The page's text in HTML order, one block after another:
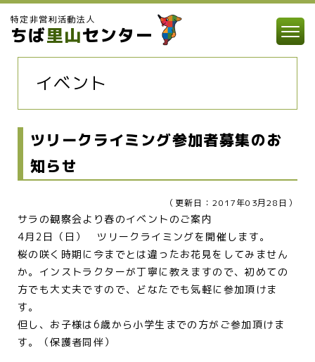
特定非営利活動法人
ちば里山センター
イベント
ツリークライミング参加者募集のお
知らせ
（更新日：2017年03月28日）
サラの観察会より春のイベントのご案内
4月2日（日） ツリークライミングを開催します。
桜の咲く時期に今までとは違ったお花見をしてみません
か。インストラクターが丁寧に教えますので、初めての
方でも大丈夫ですので、どなたでも気軽に参加頂けま
す。
但し、お子様は6歳から小学生までの方がご参加頂けま
す。（保護者同伴）